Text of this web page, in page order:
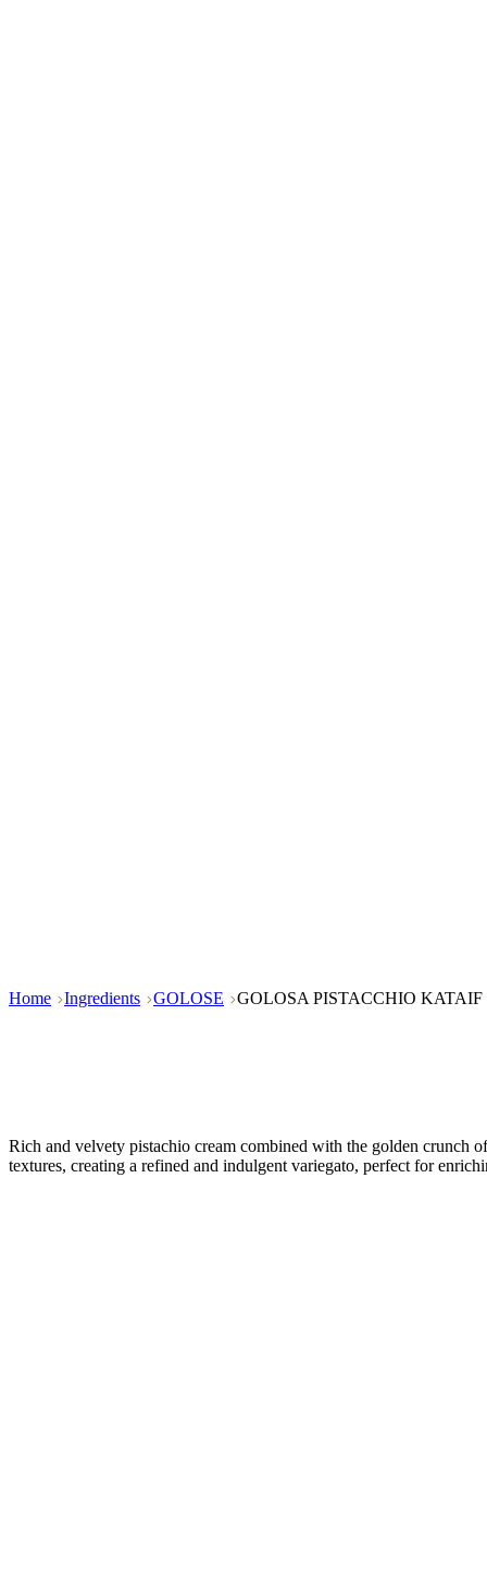
Home Ingredients GOLOSE GOLOSA PISTACCHIO KATAIF
Rich and velvety pistachio cream combined with the golden crunch
textures, creating a refined and indulgent variegato, perfect for